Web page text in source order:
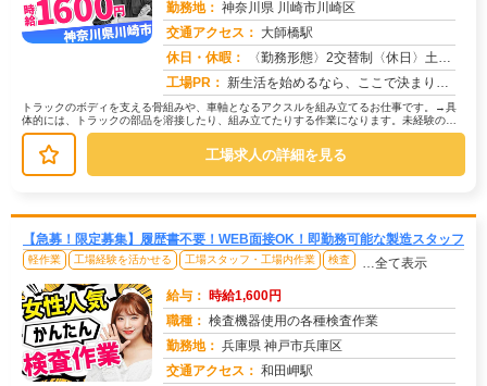
勤務地： 神奈川県 川崎市川崎区
交通アクセス： 大師橋駅
休日・休暇：
〈勤務形態〉2交替制〈休日〉土日(週休２日制)★ＧＷ★夏季休暇★冬季休暇★年末年始
工場PR： 新生活を始めるなら、ここで決まり！→初期費用0円の家具付き個室寮をご用意！テレビ、エアコン、冷蔵庫など生活に必要な...
トラックのボディを支える骨組みや、車軸となるアクスルを組み立てるお仕事です。→具
体的には、トラックの部品を溶接したり、組み立てたりする作業になります。未経験の方
でも安心して始められるよう、研修制...
工場求人の詳細を見る
【急募！限定募集】履歴書不要！WEB面接OK！即勤務可能な製造スタッフ
軽作業 工場経験を活かせる 工場スタッフ・工場内作業 検査 …全て表示
給与： 時給1,600円
職種： 検査機器使用の各種検査作業
勤務地： 兵庫県 神戸市兵庫区
交通アクセス： 和田岬駅